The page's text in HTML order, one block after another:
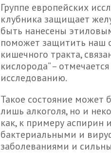
Группе европейских
клубника защищает
быть нанесены
поможет защитить наш
кишечного тракта,
кислорода” –
исследованию.
Такое состояние может
лишь алкоголя, но и
как, к примеру
бактериальными и
заболеваниями и